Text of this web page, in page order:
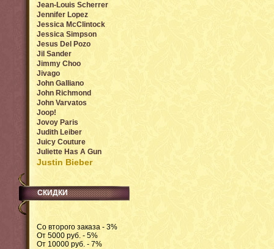
Jean-Louis Scherrer
Jennifer Lopez
Jessica McClintock
Jessica Simpson
Jesus Del Pozo
Jil Sander
Jimmy Choo
Jivago
John Galliano
John Richmond
John Varvatos
Joop!
Jovoy Paris
Judith Leiber
Juicy Couture
Juliette Has A Gun
Justin Bieber
СКИДКИ
Со второго заказа - 3%
От 5000 руб. - 5%
От 10000 руб. - 7%